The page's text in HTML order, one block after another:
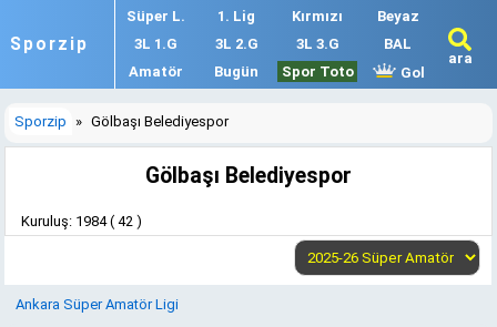
Sporzip
Süper L. 1. Lig Kırmızı
Beyaz
3L 1.G
3L 2.G 3L 3.G
BAL
Amatör
Bugün Spor Toto Gol
ara
Sporzip » Gölbaşı Belediyespor
Gölbaşı Belediyespor
Kuruluş: 1984 ( 42 )
Ankara Süper Amatör Ligi